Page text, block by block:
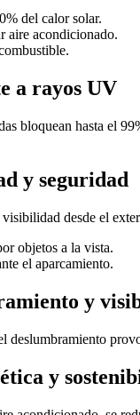
del calor solar.
aire acondicionado.
a rayos UV
bloquean hasta el
y seguridad
desde el
objetos a la vista.
el aparcamiento.
y
deslumbramiento
y